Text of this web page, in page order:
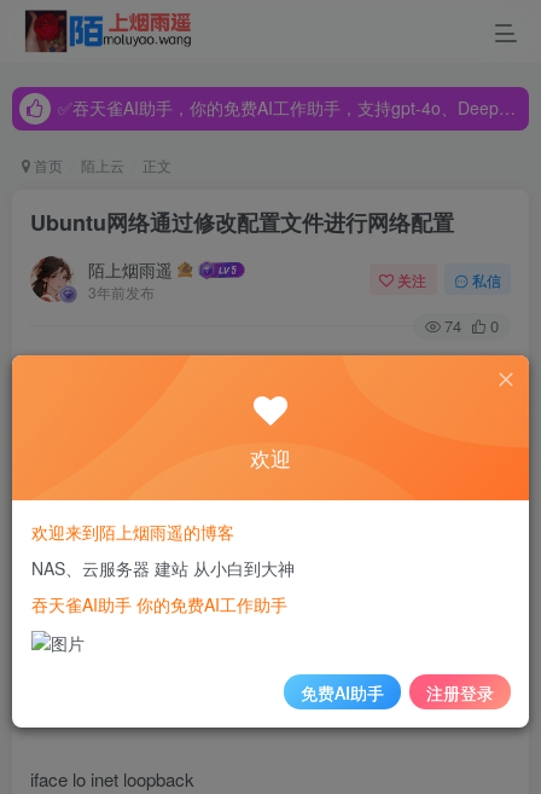
✅吞天雀AI助手，你的免费AI工作助手，支持gpt-4o、DeepSeek、Claude🔥🔥🔥🔥
✅吞天雀AI助手，你的免费AI工作助手，支持gpt-4o、DeepSeek、Claude🔥🔥🔥🔥
首页 陌上云 正文
Ubuntu网络通过修改配置文件进行网络配置
陌上烟雨遥
3年前发布
关注 私信
74 0
buntu系统进行网络配置有的时候用图形界面不起作用，这种
情况下可以直接修改某些启动脚本或配置文件
Ubuntu系统进行网络配置涉及到几个配置文件
1./etc/network/interfaces 2./etc/resolv.conf
操纵步骤：
1.打开ubuntu的/etc/network/interfaces文件默认的内容如
下：
iface lo inet loopback
欢迎
欢迎来到陌上烟雨遥的博客
NAS、云服务器 建站 从小白到大神
吞天雀AI助手 你的免费AI工作助手
免费AI助手 注册登录